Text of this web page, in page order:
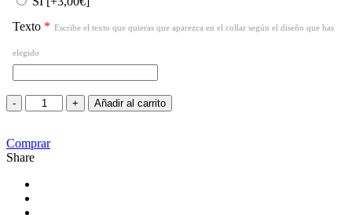
Texto * Escribe el texto que quieras que aparezca en el collar según el diseño que has
elegido
Añadir al carrito
Comprar
Share